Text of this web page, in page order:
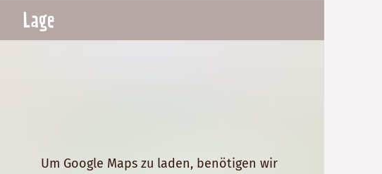
Lage
Um Google Maps zu laden, benötigen wir